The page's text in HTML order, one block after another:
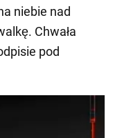
niebie nad
Chwała
pod